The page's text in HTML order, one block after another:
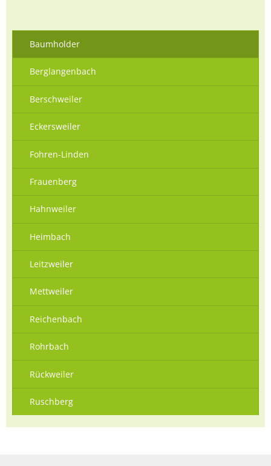
Baumholder
Berglangenbach
Berschweiler
Eckersweiler
Fohren-Linden
Frauenberg
Hahnweiler
Heimbach
Leitzweiler
Mettweiler
Reichenbach
Rohrbach
Rückweiler
Ruschberg